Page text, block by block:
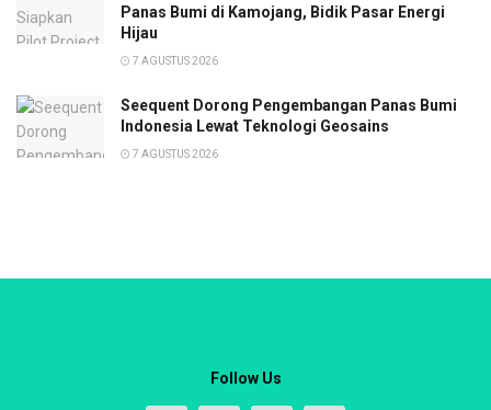
Panas Bumi di Kamojang, Bidik Pasar Energi
Hijau
7 AGUSTUS 2026
Seequent Dorong Pengembangan Panas Bumi
Indonesia Lewat Teknologi Geosains
7 AGUSTUS 2026
Follow Us